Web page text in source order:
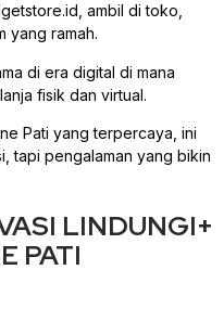
ambil di toko,
yang ramah.
di era digital di mana
fisik dan virtual.
Pati yang terpercaya, ini
tapi pengalaman yang bikin
LINDUNGI+
PATI